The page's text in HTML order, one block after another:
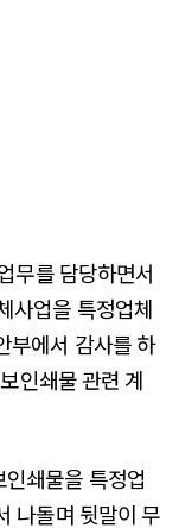
무를 담당하면서
사업을 특정업체
부에서 감사를 하
인쇄물 관련 계
쇄물을 특정업
나돌며 뒷말이 무